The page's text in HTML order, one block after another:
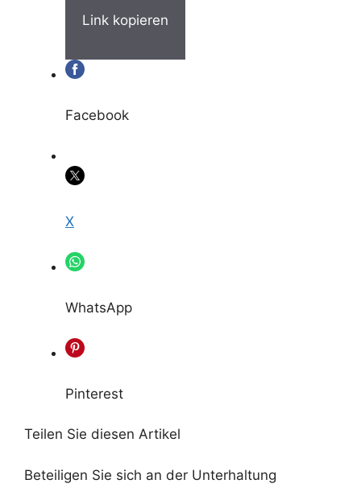
Link kopieren
Facebook
X
WhatsApp
Pinterest
Teilen Sie diesen Artikel
Beteiligen Sie sich an der Unterhaltung